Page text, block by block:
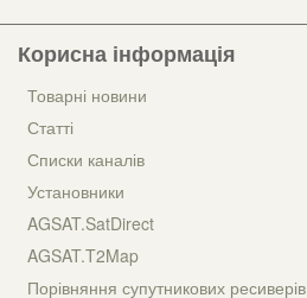
Корисна інформація
Товарні новини
Статті
Списки каналів
Установники
AGSAT.SatDirect
AGSAT.T2Map
Порівняння супутникових ресиверів